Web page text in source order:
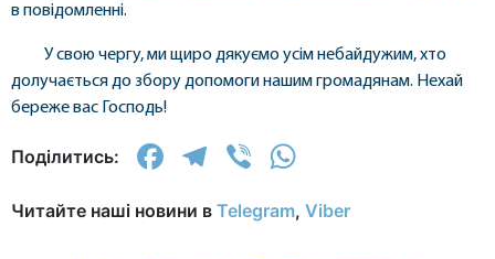
в повідомленні.
У свою чергу, ми щиро дякуємо усім небайдужим, хто
долучається до збору допомоги нашим громадянам. Нехай
береже вас Господь!
Поділитись: Facebook
Telegram
Viber
Читайте наші новини в Telegram, Viber